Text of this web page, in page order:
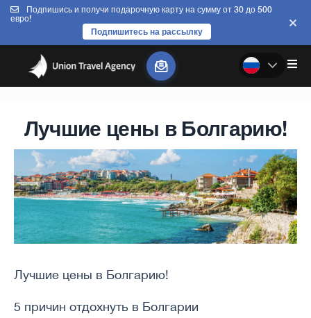
Подпишись и получи подарочную карту на сумму от 30 до 500
евро!
Подпишитесь на рассылку
Лучшие цены в Болгарию!
Лучшие цены в Болгарию!
5 причин отдохнуть в Болгарии